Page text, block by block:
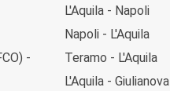
-
L'Aquila - Napoli
Napoli - L'Aquila
Teramo - L'Aquila
L'Aquila - Giulianova